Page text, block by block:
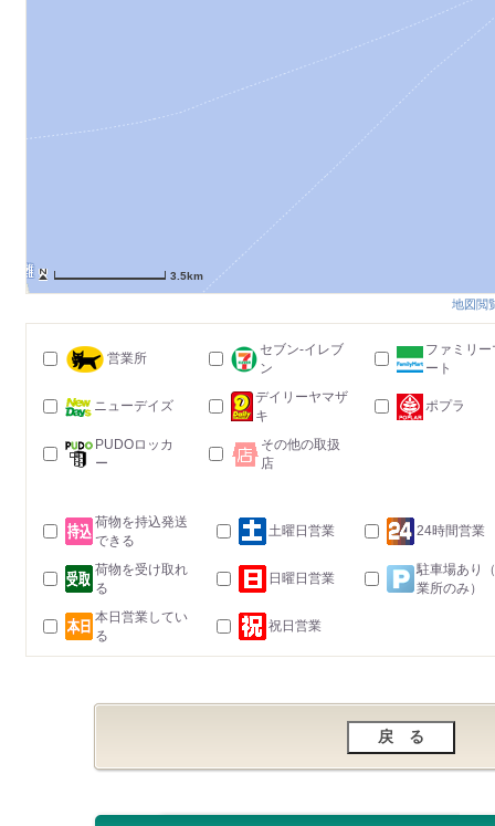
3.5km
地図閲
営業所
セブン-イレブ
ン
ファミリー
ート
ニューデイズ
デイリーヤマザ
キ
ポプラ
PUDOロッカ
ー
その他の取扱
店
荷物を持込発送
できる
土曜日営業 24時間営業
荷物を受け取れ
る
日曜日営業
駐車場あり
業所のみ）
本日営業してい
る
祝日営業